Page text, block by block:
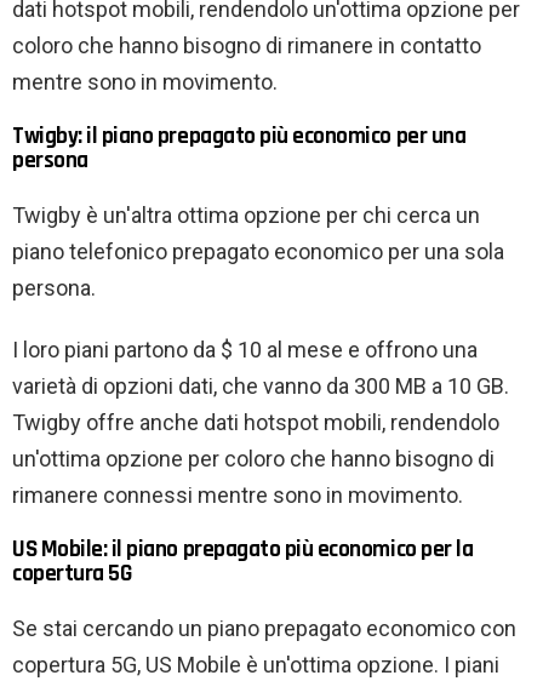
dati hotspot mobili, rendendolo un'ottima opzione per
coloro che hanno bisogno di rimanere in contatto
mentre sono in movimento.
Twigby: il piano prepagato più economico per una
persona
Twigby è un'altra ottima opzione per chi cerca un
piano telefonico prepagato economico per una sola
persona.
I loro piani partono da $ 10 al mese e offrono una
varietà di opzioni dati, che vanno da 300 MB a 10 GB.
Twigby offre anche dati hotspot mobili, rendendolo
un'ottima opzione per coloro che hanno bisogno di
rimanere connessi mentre sono in movimento.
US Mobile: il piano prepagato più economico per la
copertura 5G
Se stai cercando un piano prepagato economico con
copertura 5G, US Mobile è un'ottima opzione. I piani